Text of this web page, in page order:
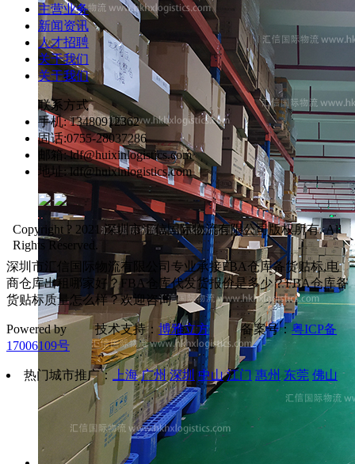
主营业务
新闻资讯
人才招聘
关于我们
关于我们
联系方式
手机: 13480912362
固话:0755-28037286
邮箱: ldf@huixinlogistics.com
地址: ldf@huixinlogistics.com
Copyright ? 2021 深圳市汇信国际物流有限公司版权所有. All
Rights Reserved.
深圳市汇信国际物流有限公司专业承接FBA仓库备货贴标,电
商仓库出租哪家好？FBA仓库代发货报价是多少？FBA仓库备
货贴标质量怎么样？欢迎咨询！
Powered by 技术支持： 博雅立方备案号： 粤ICP备
17006109号
热门城市推广： 上海 广州 深圳 中山 江门 惠州 东莞 佛山